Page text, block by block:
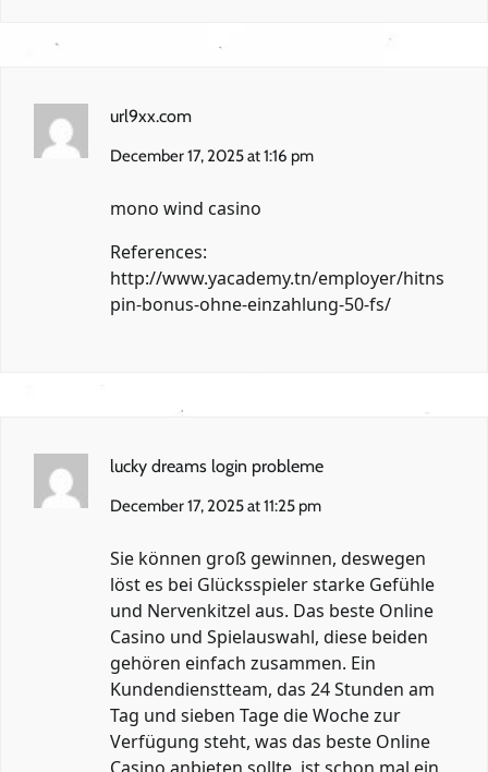
url9xx.com
December 17, 2025 at 1:16 pm
mono wind casino
References:
http://www.yacademy.tn/employer/hitns
pin-bonus-ohne-einzahlung-50-fs/
lucky dreams login probleme
December 17, 2025 at 11:25 pm
Sie können groß gewinnen, deswegen
löst es bei Glücksspieler starke Gefühle
und Nervenkitzel aus. Das beste Online
Casino und Spielauswahl, diese beiden
gehören einfach zusammen. Ein
Kundendienstteam, das 24 Stunden am
Tag und sieben Tage die Woche zur
Verfügung steht, was das beste Online